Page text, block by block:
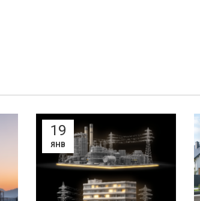
19
ЯНВ